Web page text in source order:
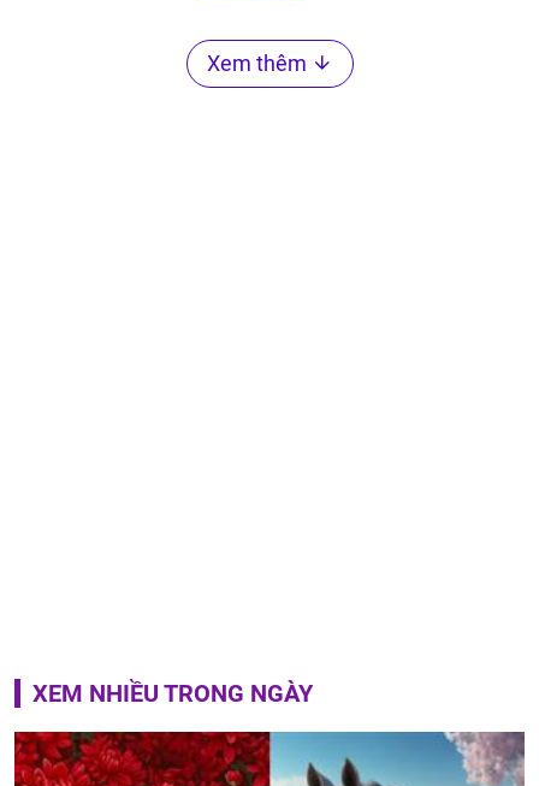
Xem thêm
XEM NHIỀU TRONG NGÀY